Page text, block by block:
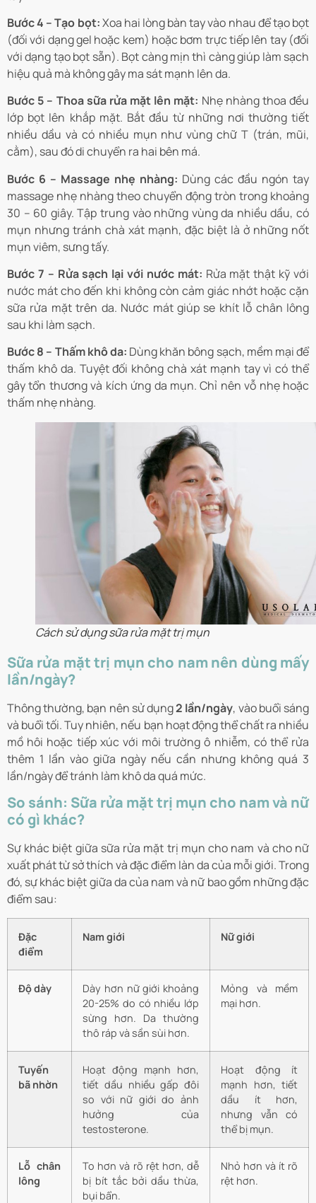
Bước 4 – Tạo bọt:Xoa hai lòng bàn tay vào nhau để tạo bọt
(đối với dạng gel hoặc kem) hoặc bơm trực tiếp lên tay (đối
với dạng tạo bọt sẵn). Bọt càng mịn thì càng giúp làm sạch
hiệu quả mà không gây ma sát mạnh lên da.
Bước 5 – Thoa sữa rửa mặt lên mặt: Nhẹ nhàng thoa đều
lớp bọt lên khắp mặt. Bắt đầu từ những nơi thường tiết
nhiều dầu và có nhiều mụn như vùng chữ T (trán, mũi,
cằm), sau đó di chuyển ra hai bên má.
Bước 6 – Massage nhẹ nhàng: Dùng các đầu ngón tay
massage nhẹ nhàng theo chuyển động tròn trong khoảng
30 – 60 giây. Tập trung vào những vùng da nhiều dầu, có
mụn nhưng tránh chà xát mạnh, đặc biệt là ở những nốt
mụn viêm, sưng tấy.
Bước 7 – Rửa sạch lại với nước mát: Rửa mặt thật kỹ với
nước mát cho đến khi không còn cảm giác nhớt hoặc cặn
sữa rửa mặt trên da. Nước mát giúp se khít lỗ chân lông
sau khi làm sạch.
Bước 8 – Thấm khô da: Dùng khăn bông sạch, mềm mại để
thấm khô da. Tuyệt đối không chà xát mạnh tay vì có thể
gây tổn thương và kích ứng da mụn. Chỉ nên vỗ nhẹ hoặc
thấm nhẹ nhàng.
Cách sử dụng sữa rửa mặt trị mụn
Sữa rửa mặt trị mụn cho nam nên dùng mấy
lần/ngày?
Thông thường, bạn nên sử dụng2 lần/ngày, vào buổi sáng
và buổi tối. Tuy nhiên, nếu bạn hoạt động thể chất ra nhiều
mồ hôi hoặc tiếp xúc với môi trường ô nhiễm, có thể rửa
thêm 1 lần vào giữa ngày nếu cần nhưng không quá 3
lần/ngày để tránh làm khô da quá mức.
So sánh: Sữa rửa mặt trị mụn cho nam và nữ
có gì khác?
Sự khác biệt giữa sữa rửa mặt trị mụn cho nam và cho nữ
xuất phát từ sở thích và đặc điểm làn da của mỗi giới. Trong
đó, sự khác biệt giữa da của nam và nữ bao gồm những đặc
điểm sau:
Đặc
điểm
Nam giới Nữ giới
Độ dày
Dày hơn nữ giới khoảng
20-25% do có nhiều lớp
sừng hơn. Da thường
thô ráp và sần sùi hơn.
Mỏng và mềm
mại hơn.
Tuyến
bã nhờn
Hoạt động mạnh hơn,
tiết dầu nhiều gấp đôi
so với nữ giới do ảnh
hưởng của
testosterone.
Hoạt động ít
mạnh hơn, tiết
dầu ít hơn,
nhưng vẫn có
thể bị mụn.
Lỗ chân
lông
To hơn và rõ rệt hơn, dễ
bị bít tắc bởi dầu thừa,
bụi bẩn.
Nhỏ hơn và ít rõ
rệt hơn.